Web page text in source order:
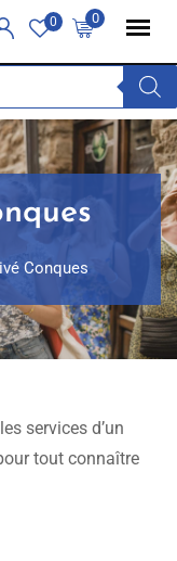
0
0
Conques
services d’un
tout connaître